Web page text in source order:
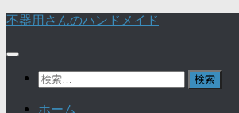
不器用さんのハンドメイド
検
ホーム